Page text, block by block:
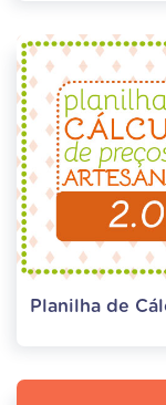
Planilha de